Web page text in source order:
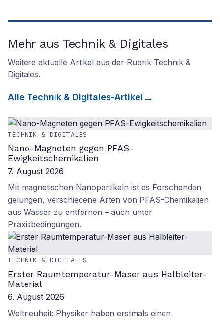
Mehr aus Technik & Digitales
Weitere aktuelle Artikel aus der Rubrik Technik &
Digitales.
Alle Technik & Digitales-Artikel
TECHNIK & DIGITALES
Nano-Magneten gegen PFAS-
Ewigkeitschemikalien
7. August 2026
Mit magnetischen Nanopartikeln ist es Forschenden
gelungen, verschiedene Arten von PFAS-Chemikalien
aus Wasser zu entfernen – auch unter
Praxisbedingungen.
TECHNIK & DIGITALES
Erster Raumtemperatur-Maser aus Halbleiter-
Material
6. August 2026
Weltneuheit: Physiker haben erstmals einen